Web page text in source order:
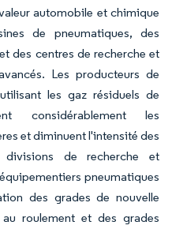
automobile et chimique
de pneumatiques, des
des centres de recherche et
Les producteurs de
les gaz résiduels de
considérablement les
et diminuent l'intensité des
divisions de recherche et
pneumatiques
des grades de nouvelle
roulement et des grades